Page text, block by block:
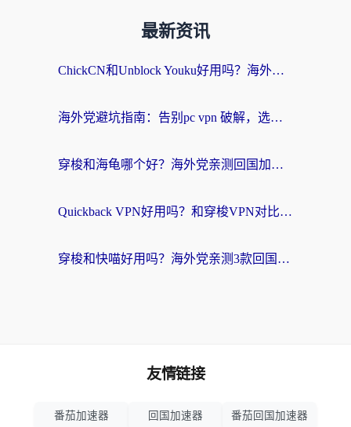
最新资讯
ChickCN和Unblock Youku好用吗？海外党亲测3款回国加速器，附iOS免费选择指南
海外党避坑指南：告别pc vpn 破解，选对回国加速器轻松访问国内资源
穿梭和海龟哪个好？海外党亲测回国加速器，附电脑免费VPN推荐
Quickback VPN好用吗？和穿梭VPN对比哪个回国效果更好？海外党必看的真实测评与选择指南
穿梭和快喵好用吗？海外党亲测3款回国加速器，附日本回国VPN避坑指南
友情链接
番茄加速器 回国加速器 番茄回国加速器